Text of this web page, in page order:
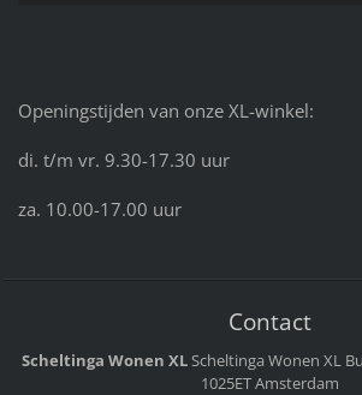
Openingstijden van onze XL-winkel:
di. t/m vr. 9.30-17.30 uur
za. 10.00-17.00 uur
Contact
Scheltinga Wonen XLScheltinga Wonen XL
1025ET Amsterdam